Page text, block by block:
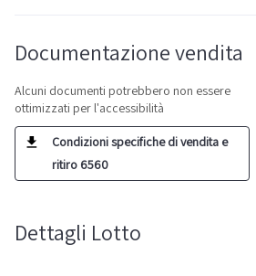
Documentazione vendita
Alcuni documenti potrebbero non essere
ottimizzati per l'accessibilità
Condizioni specifiche di vendita e
ritiro 6560
Dettagli Lotto